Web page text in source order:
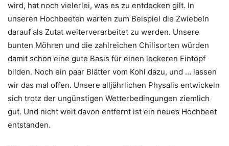
wird, hat noch vielerlei, was es zu entdecken gilt. In
unseren Hochbeeten warten zum Beispiel die Zwiebeln
darauf als Zutat weiterverarbeitet zu werden. Unsere
bunten Möhren und die zahlreichen Chilisorten würden
damit schon eine gute Basis für einen leckeren Eintopf
bilden. Noch ein paar Blätter vom Kohl dazu, und … lassen
wir das mal offen. Unsere alljährlichen Physalis entwickeln
sich trotz der ungünstigen Wetterbedingungen ziemlich
gut. Und nicht weit davon entfernt ist ein neues Hochbeet
entstanden.